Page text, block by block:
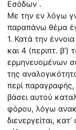
Εσόδων .
Με την εν λόγω
παραπάνω θέμα
1. Κατά την
και 4 (περιπτ.
ερμηνευομένων
της
περί
βάσει αυτού
φόρου, λόγω
διενεργείται,